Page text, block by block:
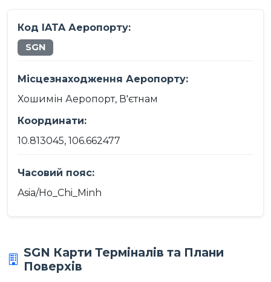
Код IATA Аеропорту:
SGN
Місцезнаходження Аеропорту:
Хошимін Аеропорт, В'єтнам
Координати:
10.813045, 106.662477
Часовий пояс:
Asia/Ho_Chi_Minh
SGN Карти Терміналів та Плани
Поверхів